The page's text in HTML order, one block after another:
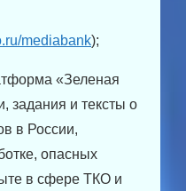
mediabank);
«Зеленая
задания и тексты о
в России,
опасных
в сфере ТКО и